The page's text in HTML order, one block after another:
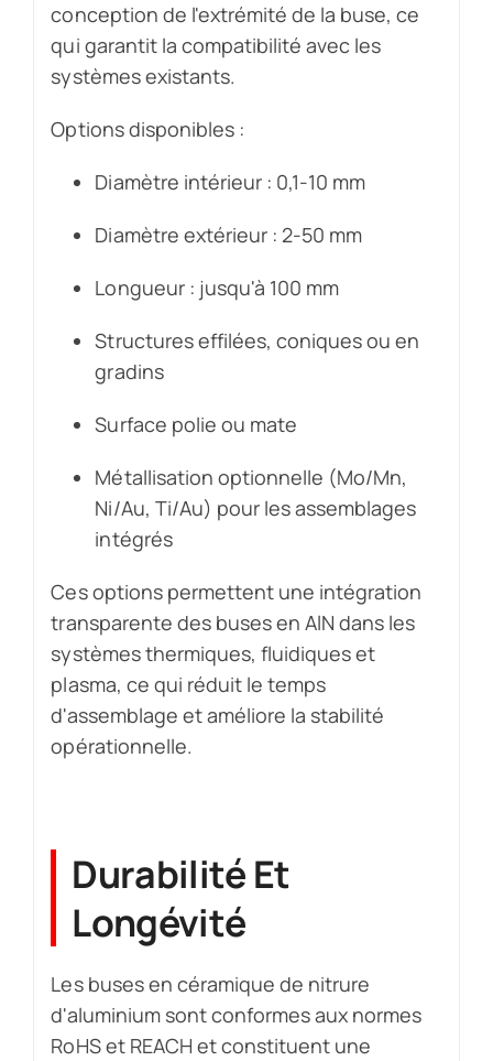
conception de l'extrémité de la buse, ce
qui garantit la compatibilité avec les
systèmes existants.
Options disponibles :
Diamètre intérieur : 0,1-10 mm
Diamètre extérieur : 2-50 mm
Longueur : jusqu'à 100 mm
Structures effilées, coniques ou en
gradins
Surface polie ou mate
Métallisation optionnelle (Mo/Mn,
Ni/Au, Ti/Au) pour les assemblages
intégrés
Ces options permettent une intégration
transparente des buses en AlN dans les
systèmes thermiques, fluidiques et
plasma, ce qui réduit le temps
d'assemblage et améliore la stabilité
opérationnelle.
Durabilité Et
Longévité
Les buses en céramique de nitrure
d'aluminium sont conformes aux normes
RoHS et REACH et constituent une